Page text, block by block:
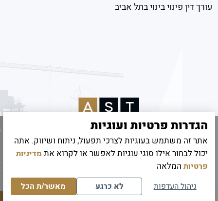
עורך דין פינוי בינוי בתל אביב
© 2026 כל הזכויות שמורות לאמיר שטיינהרץ
קידום אתרים
הגדרות פרטיות ועוגיות
אתר זה משתמש בעוגיות לצרכי תפעול, ניתוח ושיווק. אתה
יכול לבחור אילו סוגי עוגיות לאפשר או לקרוא את מדיניות
פרטיות המלאה
ניהול העדפות לא כרגע מאשר/ת הכל